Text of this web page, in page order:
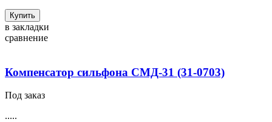
Купить
в закладки
сравнение
Компенсатор сильфона СМД-31 (31-0703)
Под заказ
.....